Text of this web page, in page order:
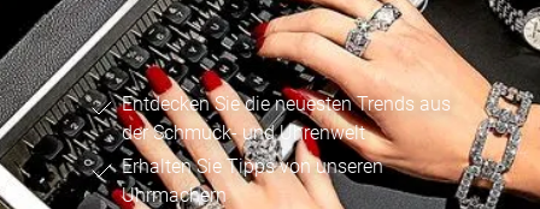
Entdecken Sie die neuesten Trends aus
der Schmuck- und Uhrenwelt
Erhalten Sie Tipps von unseren
Uhrmachern